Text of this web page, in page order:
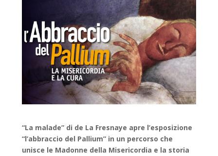
“La malade” di de La Fresnaye apre l’esposizione
“l’abbraccio del Pallium” in un percorso che
unisce le Madonne della Misericordia e la storia